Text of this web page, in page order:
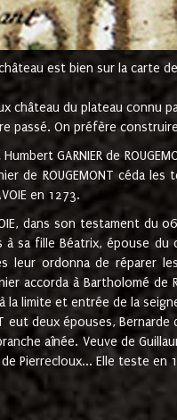
est bien sur la carte de
château du plateau connu
passé. On préfère
GARNIER de
de ROUGEMONT céda
en 1273.
dans son testament du
à sa fille Béatrix, épouse du
leur ordonna de réparer
accorda à Bartholomé de
la limite et entrée de la
eut deux épouses,
aînée. Veuve de
Pierrecloux... Elle teste en